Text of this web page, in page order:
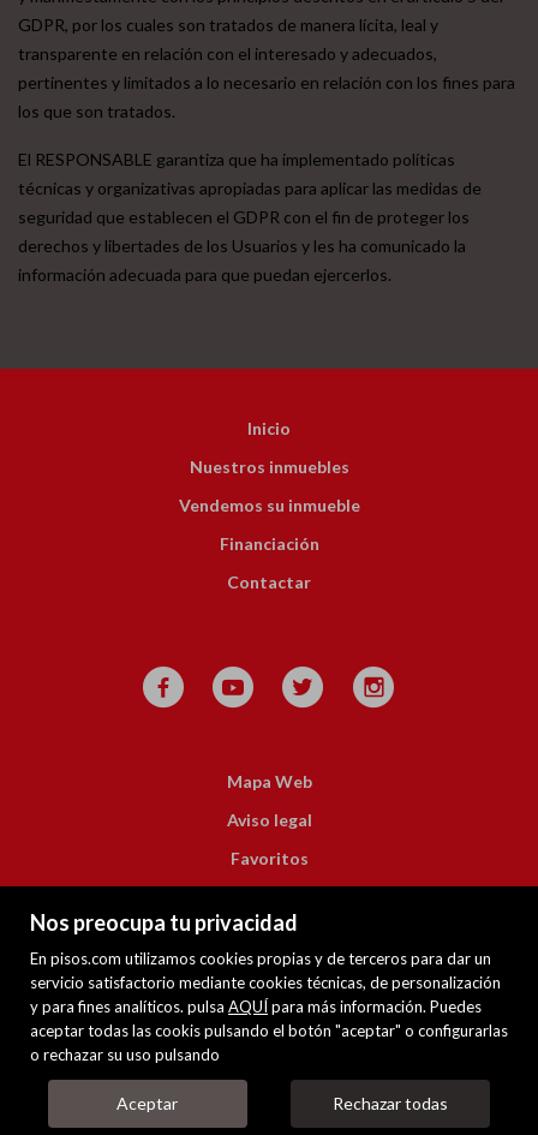
Nos preocupa tu privacidad
En pisos.com utilizamos cookies propias y de terceros para dar un
servicio satisfactorio mediante cookies técnicas, de personalización
y para fines analíticos. pulsa AQUÍ para más información. Puedes
aceptar todas las cookis pulsando el botón "aceptar" o configurarlas
o rechazar su uso pulsando
Aceptar Rechazar todas
GDPR, por los cuales son tratados de manera lícita, leal y
transparente en relación con el interesado y adecuados,
pertinentes y limitados a lo necesario en relación con los fines para
los que son tratados.
El RESPONSABLE garantiza que ha implementado políticas
técnicas y organizativas apropiadas para aplicar las medidas de
seguridad que establecen el GDPR con el fin de proteger los
derechos y libertades de los Usuarios y les ha comunicado la
información adecuada para que puedan ejercerlos.
Inicio
Nuestros inmuebles
Vendemos su inmueble
Financiación
Contactar
Mapa Web
Aviso legal
Favoritos
Noticias
Política de cookies